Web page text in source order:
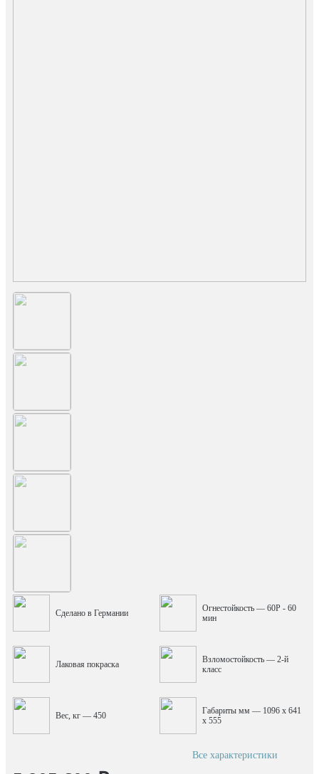
Сделано в Германии
Огнестойкость — 60P - 60
мин
Лаковая покраска
Взломостойкость — 2-й
класс
Вес, кг — 450
Габариты мм — 1096 x 641
x 555
Все характеристики